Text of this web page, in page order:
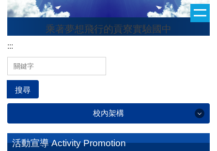
跳
到
區
乘著夢想飛行的貢寮實驗國中
:::
搜尋
校內架構
學校簡介 School Profile
活動宣導 Activity Promotion